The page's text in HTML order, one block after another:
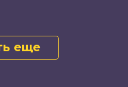
еще